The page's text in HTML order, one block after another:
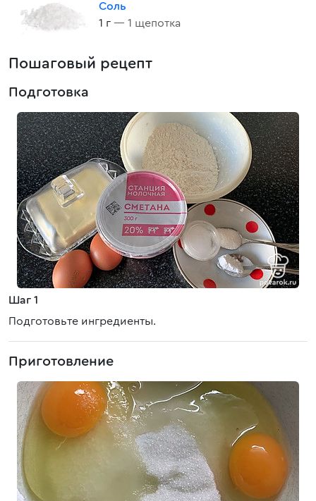
Соль
1 г — 1 щепотка
Пошаговый рецепт
Подготовка
Шаг 1
Подготовьте ингредиенты.
Приготовление